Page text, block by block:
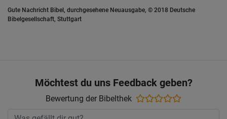
Gute Nachricht Bibel, durchgesehene Neuausgabe, © 2018 Deutsche
Bibelgesellschaft, Stuttgart
Möchtest du uns Feedback geben?
Bewertung der Bibelthek